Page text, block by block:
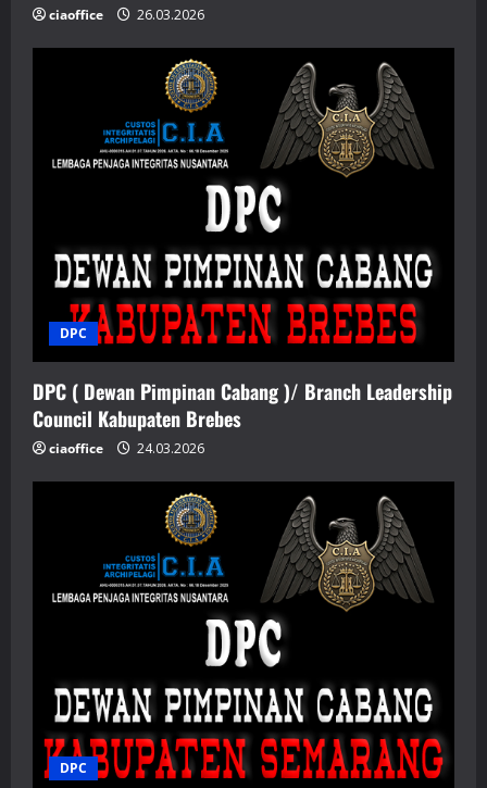
ciaoffice 26.03.2026
DPC
DPC ( Dewan Pimpinan Cabang )/ Branch Leadership
Council Kabupaten Brebes
ciaoffice 24.03.2026
DPC